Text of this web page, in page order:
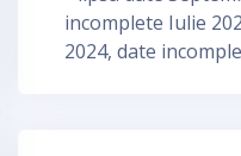
incomplete Iulie
2024, date